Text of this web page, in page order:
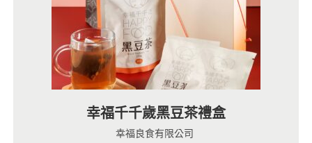
幸福千千歲黑豆茶禮盒
幸福良食有限公司